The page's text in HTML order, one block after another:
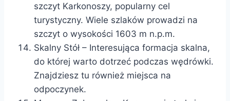
szczyt Karkonoszy, popularny cel
turystyczny. Wiele szlaków prowadzi na
szczyt o wysokości 1603 m n.p.m.
Skalny Stół – Interesująca formacja skalna,
do której warto dotrzeć podczas wędrówki.
Znajdziesz tu również miejsca na
odpoczynek.